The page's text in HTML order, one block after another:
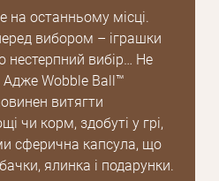
на останньому місці.
вибором – іграшки
нестерпний вибір… Не
Wobble Ball™
витягти
чи корм, здобуті у грі,
сферична капсула, що
ялинка і подарунки.